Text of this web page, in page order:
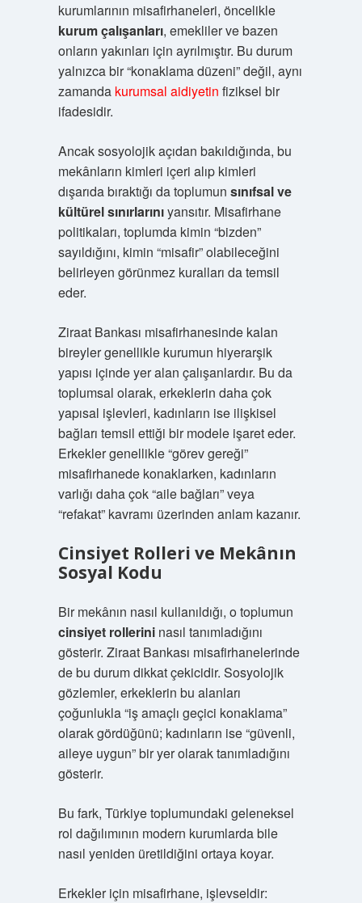
kurumlarının misafirhaneleri, öncelikle
kurum çalışanları, emekliler ve bazen
onların yakınları için ayrılmıştır. Bu durum
yalnızca bir “konaklama düzeni” değil, aynı
zamanda kurumsal aidiyetin fiziksel bir
ifadesidir.
Ancak sosyolojik açıdan bakıldığında, bu
mekânların kimleri içeri alıp kimleri
dışarıda bıraktığı da toplumun sınıfsal ve
kültürel sınırlarınıyansıtır. Misafirhane
politikaları, toplumda kimin “bizden”
sayıldığını, kimin “misafir” olabileceğini
belirleyen görünmez kuralları da temsil
eder.
Ziraat Bankası misafirhanesinde kalan
bireyler genellikle kurumun hiyerarşik
yapısı içinde yer alan çalışanlardır. Bu da
toplumsal olarak, erkeklerin daha çok
yapısal işlevleri, kadınların ise ilişkisel
bağları temsil ettiği bir modele işaret eder.
Erkekler genellikle “görev gereği”
misafirhanede konaklarken, kadınların
varlığı daha çok “aile bağları” veya
“refakat” kavramı üzerinden anlam kazanır.
Cinsiyet Rolleri ve Mekânın
Sosyal Kodu
Bir mekânın nasıl kullanıldığı, o toplumun
cinsiyet rollerininasıl tanımladığını
gösterir. Ziraat Bankası misafirhanelerinde
de bu durum dikkat çekicidir. Sosyolojik
gözlemler, erkeklerin bu alanları
çoğunlukla “iş amaçlı geçici konaklama”
olarak gördüğünü; kadınların ise “güvenli,
aileye uygun” bir yer olarak tanımladığını
gösterir.
Bu fark, Türkiye toplumundaki geleneksel
rol dağılımının modern kurumlarda bile
nasıl yeniden üretildiğini ortaya koyar.
Erkekler için misafirhane, işlevseldir: